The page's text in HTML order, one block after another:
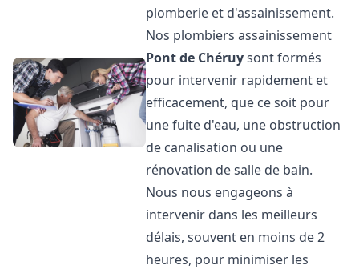
plomberie et d'assainissement.
Nos plombiers assainissement
Pont de Chéruysont formés
pour intervenir rapidement et
efficacement, que ce soit pour
une fuite d'eau, une obstruction
de canalisation ou une
rénovation de salle de bain.
Nous nous engageons à
intervenir dans les meilleurs
délais, souvent en moins de 2
heures, pour minimiser les